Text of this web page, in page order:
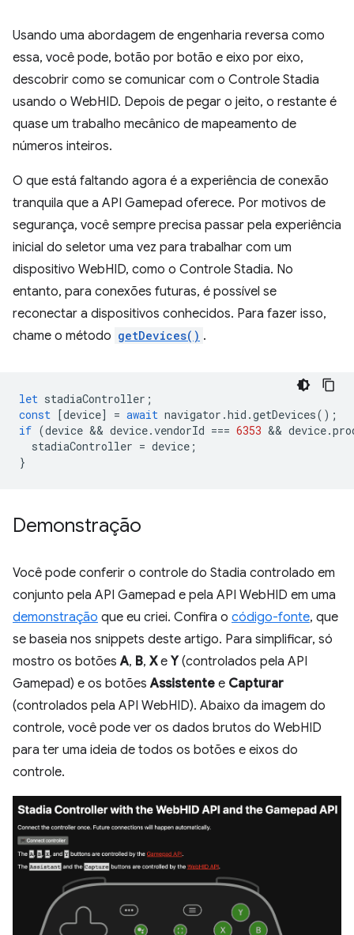
Usando uma abordagem de engenharia reversa como
essa, você pode, botão por botão e eixo por eixo,
descobrir como se comunicar com o Controle Stadia
usando o WebHID. Depois de pegar o jeito, o restante é
quase um trabalho mecânico de mapeamento de
números inteiros.
O que está faltando agora é a experiência de conexão
tranquila que a API Gamepad oferece. Por motivos de
segurança, você sempre precisa passar pela experiência
inicial do seletor uma vez para trabalhar com um
dispositivo WebHID, como o Controle Stadia. No
entanto, para conexões futuras, é possível se
reconectar a dispositivos conhecidos. Para fazer isso,
chame o método getDevices() .
let stadiaController ;
const [device] = await navigator .hid .getDevices();
if (device && device.vendorId === 6353 && device.
stadiaController = device ;
}
Demonstração
Você pode conferir o controle do Stadia controlado em
conjunto pela API Gamepad e pela API WebHID em uma
demonstração que eu criei. Confira o código-fonte, que
se baseia nos snippets deste artigo. Para simplificar, só
mostro os botõesA, B, Xe Y(controlados pela API
Gamepad) e os botõesAssistente e Capturar
(controlados pela API WebHID). Abaixo da imagem do
controle, você pode ver os dados brutos do WebHID
para ter uma ideia de todos os botões e eixos do
controle.